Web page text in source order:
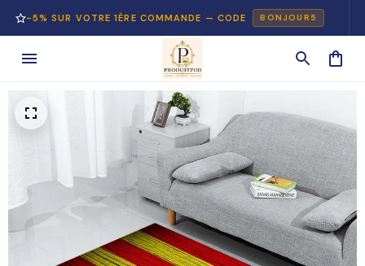
SUR VOTRE 1ÈRE COMMANDE — CODE BONJOUR5